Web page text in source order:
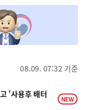
08.09. 07:32 기준
'사용후 배터
NEW